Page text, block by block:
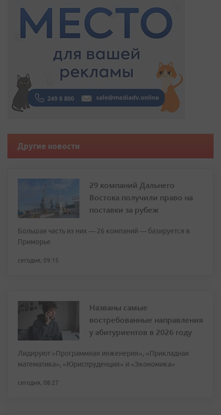
Другие новости
29 компаний Дальнего
Востока получили право на
поставки за рубеж
Большая часть из них — 26 компаний — базируется в
Приморье
сегодня, 09:15
Названы самые
востребованные направления
у абитуриентов в 2026 году
Лидируют «Программная инженерия», «Прикладная
математика», «Юриспруденция» и «Экономика»
сегодня, 08:27